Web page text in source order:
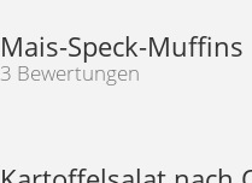
Mais-Speck-Muffins
3 Bewertungen